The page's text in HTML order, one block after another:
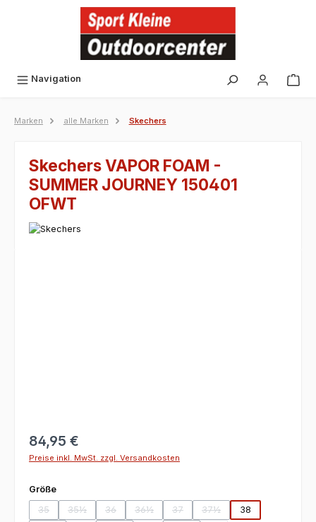
Navigation
Marken alle Marken Skechers
Skechers VAPOR FOAM -
SUMMER JOURNEY 150401
OFWT
84,95 €
Preise inkl. MwSt. zzgl. Versandkosten
Größeauswählen
35
(Diese Option ist zurzeit nicht verfügbar.)
35½
(Diese Option ist zurzeit nicht verfügbar.)
36
(Diese Option ist zurzeit nicht verfügbar.)
36½
(Diese Option ist zurzeit nicht verfügbar.)
37
(Diese Option ist zurzeit nicht
37½
(Diese Option ist zurzeit
38